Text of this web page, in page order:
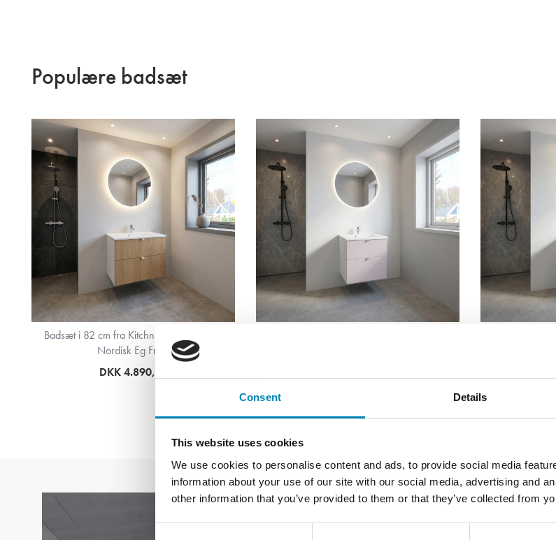
Consent Details
This website uses cookies
We use cookies to personalise content and ads, to provide social media
information about your use of our site with our social media, advertising and
other information that you’ve provided to them or that they’ve collected from
Populære badsæt
Badsæt i 82 cm fra Kitchn med Cleveland
Nordisk Eg Front
DKK 4.890,63